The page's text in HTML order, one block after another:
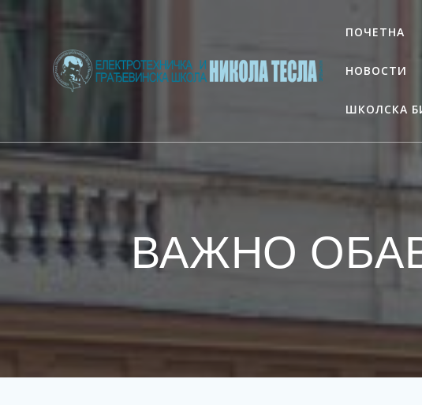
ПОЧЕТНА
НОВОСТИ
ШКОЛСКА
ВАЖНО